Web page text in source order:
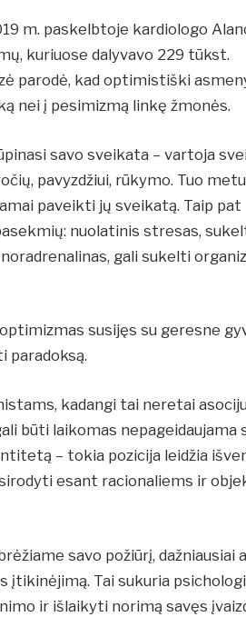
m. paskelbtoje kardiologo
kuriuose dalyvavo 229 tūkst.
parodė, kad optimistiški
nei į pesimizmą linkę žmonės.
savo sveikata – vartoja
pavyzdžiui, rūkymo. Tuo
paveikti jų sveikatą. Taip pat
nuolatinis stresas,
gali sukelti
susijęs su geresne
paradoksą.
kadangi tai neretai
būti laikomas nepageidaujama
– tokia pozicija leidžia
esant racionaliems ir
savo požiūrį, dažniausiai
įtikinėjimą. Tai sukuria
ir išlaikyti norimą savęs